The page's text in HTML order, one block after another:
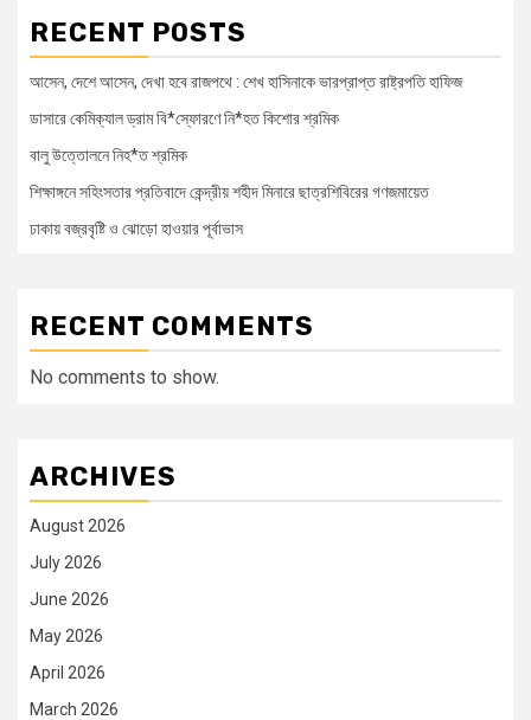
RECENT POSTS
আসেন, দেশে আসেন, দেখা হবে রাজপথে : শেখ হাসিনাকে ভারপ্রাপ্ত রাষ্ট্রপতি হাফিজ
ডাসারে কেমিক্যাল ড্রাম বি*স্ফোরণে নি*হত কিশোর শ্রমিক
বালু উত্তোলনে নিহ*ত শ্রমিক
শিক্ষাঙ্গনে সহিংসতার প্রতিবাদে কেন্দ্রীয় শহীদ মিনারে ছাত্রশিবিরের গণজমায়েত
ঢাকায় বজ্রবৃষ্টি ও ঝোড়ো হাওয়ার পূর্বাভাস
RECENT COMMENTS
No comments to show.
ARCHIVES
August 2026
July 2026
June 2026
May 2026
April 2026
March 2026